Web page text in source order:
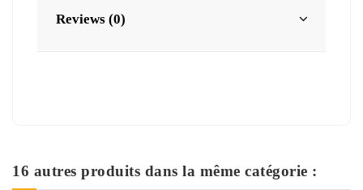
Reviews (0)
16 autres produits dans la même catégorie :